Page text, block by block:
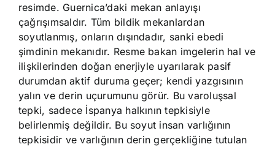
resimde. Guernica’daki mekan anlayışı
çağrışımsaldır. Tüm bildik mekanlardan
soyutlanmış, onların dışındadır, sanki ebedi
şimdinin mekanıdır. Resme bakan imgelerin hal ve
ilişkilerinden doğan enerjiyle uyarılarak pasif
durumdan aktif duruma geçer; kendi yazgısının
yalın ve derin uçurumunu görür. Bu varoluşsal
tepki, sadece İspanya halkının tepkisiyle
belirlenmiş değildir. Bu soyut insan varlığının
tepkisidir ve varlığının derin gerçekliğine tutulan